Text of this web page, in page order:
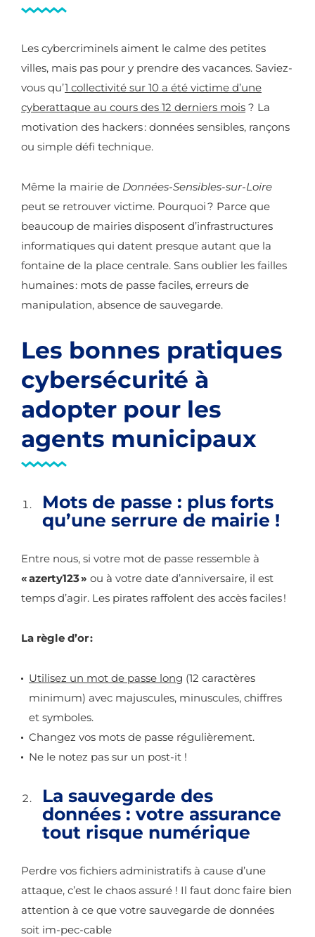
Les cybercriminels aiment le calme des petites
villes, mais pas pour y prendre des vacances. Saviez-
vous qu’1 collectivité sur 10 a été victime d’une
cyberattaque au cours des 12 derniers mois ? La
motivation des hackers : données sensibles, rançons
ou simple défi technique.
Même la mairie de Données-Sensibles-sur-Loire
peut se retrouver victime. Pourquoi ? Parce que
beaucoup de mairies disposent d’infrastructures
informatiques qui datent presque autant que la
fontaine de la place centrale. Sans oublier les failles
humaines : mots de passe faciles, erreurs de
manipulation, absence de sauvegarde.
Les bonnes pratiques
cybersécurité à
adopter pour les
agents municipaux
Mots de passe : plus forts
qu’une serrure de mairie !
Entre nous, si votre mot de passe ressemble à
« azerty123 » ou à votre date d’anniversaire, il est
temps d’agir. Les pirates raffolent des accès faciles !
La règle d’or :
Utilisez un mot de passe long (12 caractères
minimum) avec majuscules, minuscules, chiffres
et symboles.
Changez vos mots de passe régulièrement.
Ne le notez pas sur un post-it !
La sauvegarde des
données : votre assurance
tout risque numérique
Perdre vos fichiers administratifs à cause d’une
attaque, c’est le chaos assuré ! Il faut donc faire bien
attention à ce que votre sauvegarde de données
soit im-pec-cable